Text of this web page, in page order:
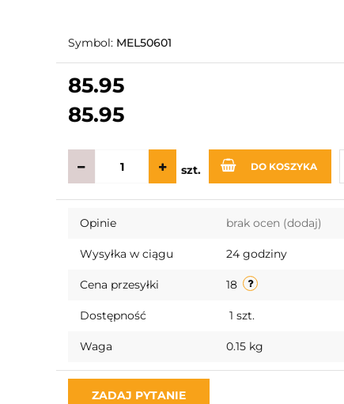
Symbol: MEL50601
85.95
85.95
szt. DO KOSZYKA
Opinie brak ocen (dodaj)
Wysyłka w ciągu 24 godziny
Cena przesyłki 18
Dostępność 1 szt.
Waga 0.15 kg
ZADAJ PYTANIE